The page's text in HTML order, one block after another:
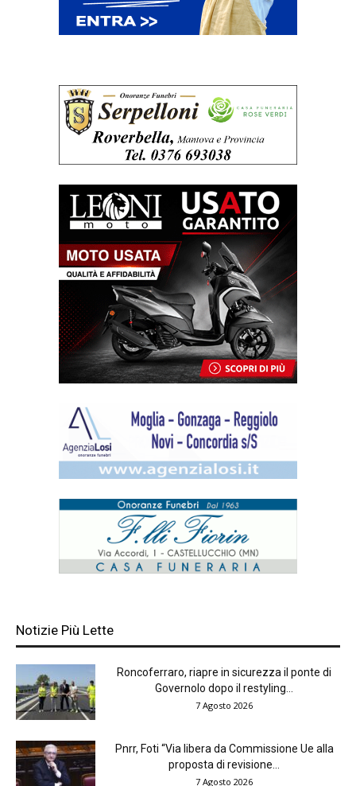
Notizie Più Lette
Roncoferraro, riapre in sicurezza il ponte di
Governolo dopo il restyling...
7 Agosto 2026
Pnrr, Foti “Via libera da Commissione Ue alla
proposta di revisione...
7 Agosto 2026